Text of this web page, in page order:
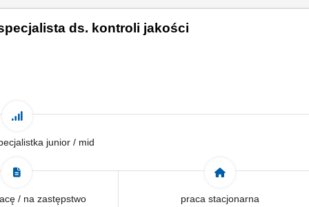
ds. kontroli jakości
junior / mid
/ na zastępstwo praca stacjonarna